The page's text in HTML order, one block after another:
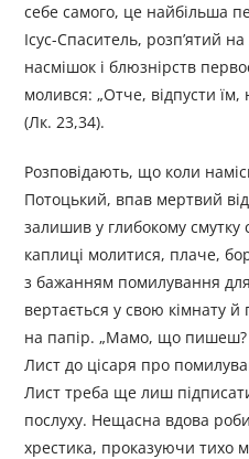
себе самого, це найбільша
Ісус-Спаситель, розп’ятий
насмішок і блюзнірств
молився: „Отче, відпусти
(Лк. 23,34).
Розповідають, що коли
Потоцький, впав мертвий
залишив у глибокому
каплиці молитися, плаче,
з бажанням помилування
вертається у свою кімнату
на папір. „Мамо, що пишеш?
Лист до цісаря про
Лист треба ще лиш
послуху. Нещасна вдова
хрестика, проказуючи тихо